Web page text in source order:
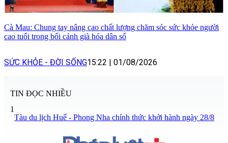
Cà Mau: Chung tay nâng cao chất lượng chăm sóc sức khỏe người
cao tuổi trong bối cảnh già hóa dân số
SỨC KHỎE - ĐỜI SỐNG15:22 01/08/2026
TIN ĐỌC NHIỀU
1
Tàu du lịch Huế - Phong Nha chính thức khởi hành ngày 28/8